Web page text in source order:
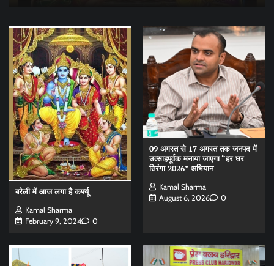
बरेली में आज लगा है कर्फ्यू
Kamal Sharma
February 9, 2024
0
09 अगस्त से 17 अगस्त तक जनपद में
उत्साहपूर्वक मनाया जाएगा “हर घर
तिरंगा 2026” अभियान
Kamal Sharma
August 6, 2026
0